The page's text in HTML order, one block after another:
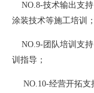
NO.8-技术输出支持
涂装技术等施工培训；
NO.9-团队培训支持
训指导；
NO.10-经营开拓支